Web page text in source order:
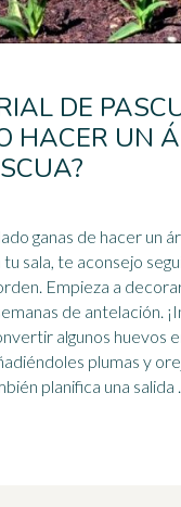
DE
HACER UN
ganas de hacer un
tu sala, te aconsejo
los huevos
de antelación.
algunos huevos
plumas y
También planifica una salida